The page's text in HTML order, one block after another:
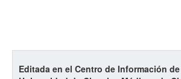
Editada en el Centro de Información